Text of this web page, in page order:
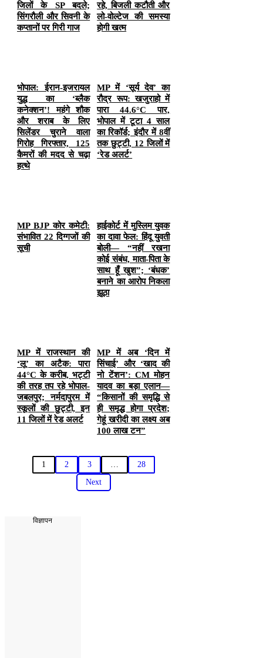
जिलों के SP बदले;
सिंगरौली और सिवनी के
कप्तानों पर गिरी गाज
रहे, बिजली कटौती और
लो-वोल्टेज की समस्या
होगी खत्म
भोपाल: ईरान-इजरायल
युद्ध का ‘ब्लैक
कनेक्शन’! महंगे शौक
और शराब के लिए
सिलेंडर चुराने वाला
गिरोह गिरफ्तार, 125
कैमरों की मदद से चढ़ा
हत्थे
MP में ‘सूर्य देव’ का
रौद्र रूप: खजुराहो में
पारा 44.6°C पार,
भोपाल में टूटा 4 साल
का रिकॉर्ड; इंदौर में 8वीं
तक छुट्टी, 12 जिलों में
‘रेड अलर्ट’
MP BJP कोर कमेटी:
संभावित 22 दिग्गजों की
सूची
हाईकोर्ट में मुस्लिम युवक
का दावा फेल: हिंदू युवती
बोली— “नहीं रखना
कोई संबंध, माता-पिता के
साथ हूँ खुश”; ‘बंधक’
बनाने का आरोप निकला
झूठा
MP में राजस्थान की
‘लू’ का अटैक: पारा
44°C के करीब, भट्टी
की तरह तप रहे भोपाल-
जबलपुर; नर्मदापुरम में
स्कूलों की छुट्टी, इन
11 जिलों में रेड अलर्ट
MP में अब ‘दिन में
सिंचाई’ और ‘खाद की
नो टेंशन’: CM मोहन
यादव का बड़ा एलान—
“किसानों की समृद्धि से
ही समृद्ध होगा प्रदेश;
गेहूं खरीदी का लक्ष्य अब
100 लाख टन”
1 2 3 …
28
Next
विज्ञापन